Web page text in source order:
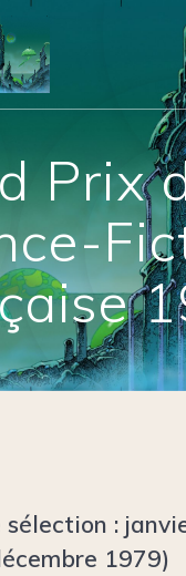
Prix
sélection :
1979)